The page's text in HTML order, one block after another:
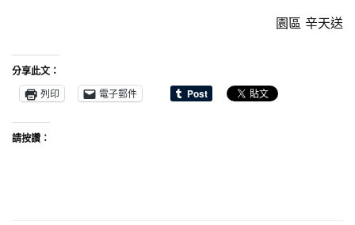
園區 辛天送
分享此文：
列印
電子郵件
請按讚：